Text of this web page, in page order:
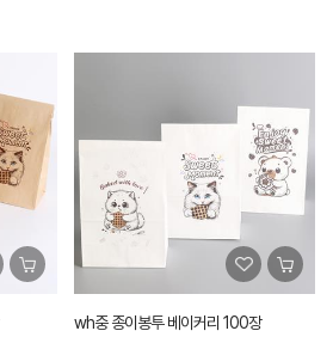
wh중 종이봉투 베이커리 100장